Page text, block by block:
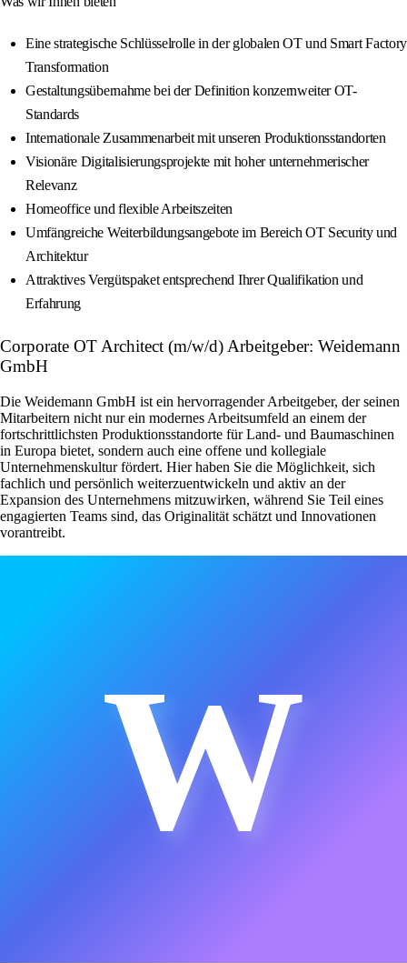
Eine strategische Schlüsselrolle in der globalen OT und Smart Factory
Transformation
Gestaltungsübernahme bei der Definition konzernweiter OT-
Standards
Internationale Zusammenarbeit mit unseren Produktionsstandorten
Visionäre Digitalisierungsprojekte mit hoher unternehmerischer
Relevanz
Homeoffice und flexible Arbeitszeiten
Umfängreiche Weiterbildungsangebote im Bereich OT Security und
Architektur
Attraktives Vergütspaket entsprechend Ihrer Qualifikation und
Erfahrung
Corporate OT Architect (m/w/d) Arbeitgeber: Weidemann
GmbH
Die Weidemann GmbH ist ein hervorragender Arbeitgeber, der seinen
Mitarbeitern nicht nur ein modernes Arbeitsumfeld an einem der
fortschrittlichsten Produktionsstandorte für Land- und Baumaschinen
in Europa bietet, sondern auch eine offene und kollegiale
Unternehmenskultur fördert. Hier haben Sie die Möglichkeit, sich
fachlich und persönlich weiterzuentwickeln und aktiv an der
Expansion des Unternehmens mitzuwirken, während Sie Teil eines
engagierten Teams sind, das Originalität schätzt und Innovationen
vorantreibt.
W